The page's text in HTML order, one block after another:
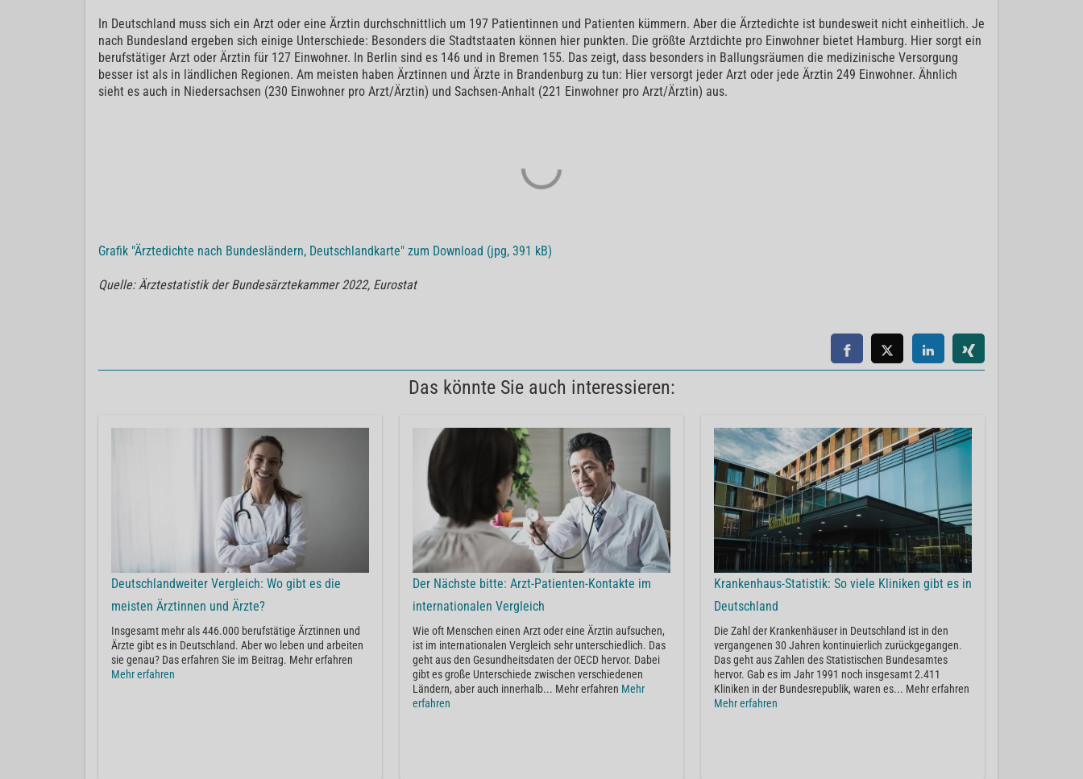
In Deutschland muss sich ein Arzt oder eine Ärztin durchschnittlich um 197 Patientinnen und Patienten kümmern. Aber die Ärztedichte ist bundesweit nicht einheitlich. Je
nach Bundesland ergeben sich einige Unterschiede: Besonders die Stadtstaaten können hier punkten. Die größte Arztdichte pro Einwohner bietet Hamburg. Hier sorgt ein
berufstätiger Arzt oder Ärztin für 127 Einwohner. In Berlin sind es 146 und in Bremen 155. Das zeigt, dass besonders in Ballungsräumen die medizinische Versorgung
besser ist als in ländlichen Regionen. Am meisten haben Ärztinnen und Ärzte in Brandenburg zu tun: Hier versorgt jeder Arzt oder jede Ärztin 249 Einwohner. Ähnlich
sieht es auch in Niedersachsen (230 Einwohner pro Arzt/Ärztin) und Sachsen-Anhalt (221 Einwohner pro Arzt/Ärztin) aus.
Grafik "Ärztedichte nach Bundesländern, Deutschlandkarte" zum Download (jpg, 391 kB)
Quelle: Ärztestatistik der Bundesärztekammer 2022, Eurostat
Das könnte Sie auch interessieren:
Deutschlandweiter Vergleich: Wo gibt es die
meisten Ärztinnen und Ärzte?
Insgesamt mehr als 446.000 berufstätige Ärztinnen und
Ärzte gibt es in Deutschland. Aber wo leben und arbeiten
sie genau? Das erfahren Sie im Beitrag. Mehr erfahren
Mehr erfahren
Der Nächste bitte: Arzt-Patienten-Kontakte im
internationalen Vergleich
Wie oft Menschen einen Arzt oder eine Ärztin aufsuchen,
ist im internationalen Vergleich sehr unterschiedlich. Das
geht aus den Gesundheitsdaten der OECD hervor. Dabei
gibt es große Unterschiede zwischen verschiedenen
Ländern, aber auch innerhalb... Mehr erfahren Mehr
erfahren
Krankenhaus-Statistik: So viele Kliniken gibt es in
Deutschland
Die Zahl der Krankenhäuser in Deutschland ist in den
vergangenen 30 Jahren kontinuierlich zurückgegangen.
Das geht aus Zahlen des Statistischen Bundesamtes
hervor. Gab es im Jahr 1991 noch insgesamt 2.411
Kliniken in der Bundesrepublik, waren es... Mehr erfahren
Mehr erfahren